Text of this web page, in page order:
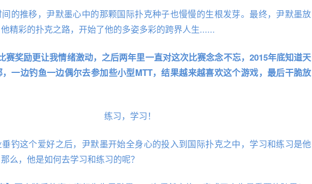
的推移，尹默墨心中的那颗国际扑克种子也慢慢的生根发芽。最终，尹默墨放
精彩的扑克之路，开始了他的多姿多彩的跨界人生......
赛奖励更让我情绪激动，之后两年里一直对这次比赛念念不忘，2015年底知道天
一边钓鱼一边偶尔去参加些小型MTT，结果越来越喜欢这个游戏，最后干脆放
练习，学习！
钓这个爱好之后，尹默墨开始全身心的投入到国际扑克之中，学习和练习是他
么，他是如何去学习和练习的呢？